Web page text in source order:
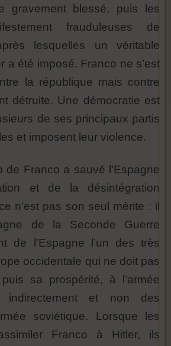
gravement blessé, puis les
frauduleuses de
lesquelles un véritable
a été imposé. Franco ne s’est
la république mais contre
détruite. Une démocratie est
de ses principaux partis
et imposent leur violence.
de Franco a sauvé l’Espagne
et de la désintégration
n’est pas son seul mérite : il
de la Seconde Guerre
de l’Espagne l’un des très
occidentale qui ne doit pas
sa prospérité, à l’armée
indirectement et non des
soviétique. Lorsque les
Franco à Hitler, ils